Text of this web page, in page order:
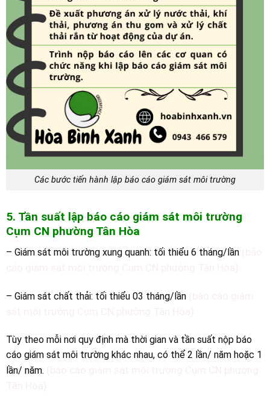
Các bước tiến hành lập báo cáo giám sát môi trường
5. Tần suất lập báo cáo giám sát môi trường
Cụm CN phường Tân Hòa
– Giám sát môi trường xung quanh: tối thiểu 6 tháng/lần
– Giám sát chất thải: tối thiểu 03 tháng/lần
Tùy theo mỗi nơi quy định mà thời gian và tần suất nộp báo
cáo giám sát môi trường khác nhau, có thể 2 lần/ năm hoặc 1
lần/ năm.